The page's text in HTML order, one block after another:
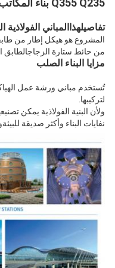
Q355 Q235 بناء المكاتب والبنايات المصنوعة من الصلب
تفاصيلهذا المباني
من حائط ستارة الزجاجالطابق
مزايا البناء الصلب
تُستخدم مباني ورشة عمل
لتركيبها.
ولأن البنية الفولاذية يمكن
نفايات البناء وأكثر صديقة